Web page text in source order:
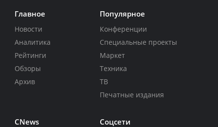
Главное
Новости
Аналитика
Рейтинги
Обзоры
Архив
Популярное
Конференции
Специальные проекты
Маркет
Техника
ТВ
Печатные издания
CNews Соцсети